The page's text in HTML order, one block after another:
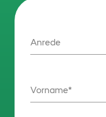
Anrede
Vorname